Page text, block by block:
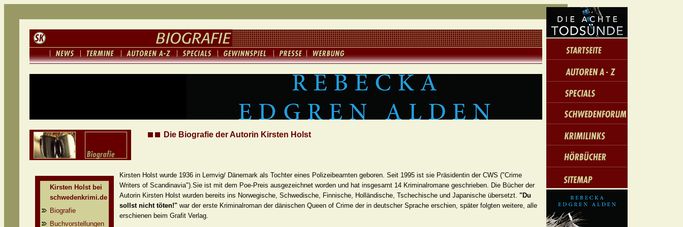
Die Biografie der Autorin Kirsten Holst
Kirsten Holst bei
schwedenkrimi.de
Biografie
Buchvorstellungen
Kirsten Holst wurde 1936 in Lemvig/ Dänemark als Tochter eines Polizeibeamten geboren. Seit 1995 ist sie Präsidentin der CWS ("Crime
Writers of Scandinavia").Sie ist mit dem Poe-Preis ausgezeichnet worden und hat insgesamt 14 Kriminalromane geschrieben. Die Bücher der
Autorin Kirsten Holst wurden bereits ins Norwegische, Schwedische, Finnische, Holländische, Tschechische und Japanische übersetzt. "Du
sollst nicht töten!" war der erste Kriminalroman der dänischen Queen of Crime der in deutscher Sprache erschien, später folgten weitere, alle
erschienen beim Grafit Verlag.